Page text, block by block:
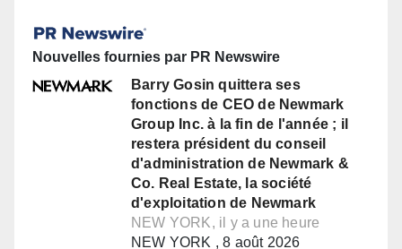
Nouvelles fournies par PR Newswire
Barry Gosin quittera ses
fonctions de CEO de Newmark
Group Inc. à la fin de l'année ; il
restera président du conseil
d'administration de Newmark &
Co. Real Estate, la société
d'exploitation de Newmark
NEW YORK, il y a une heure
NEW YORK , 8 août 2026